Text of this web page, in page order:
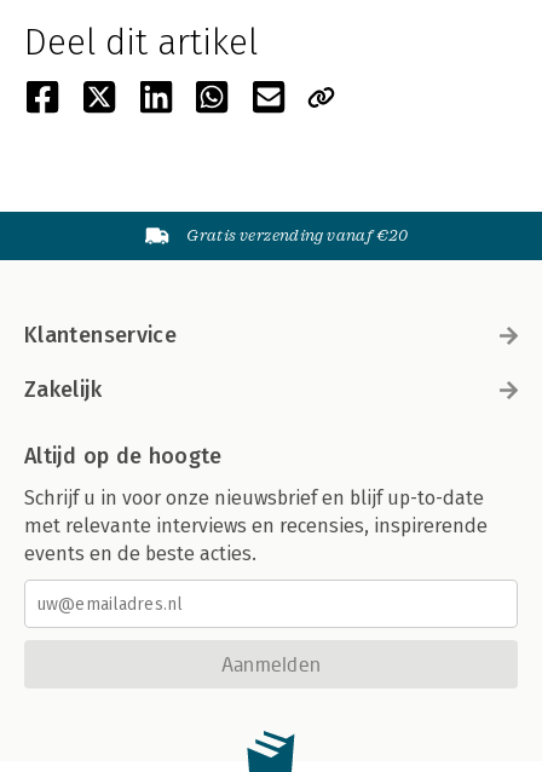
Deel dit artikel
Gratis verzending vanaf €20
Klantenservice
Zakelijk
Altijd op de hoogte
Schrijf u in voor onze nieuwsbrief en blijf up-to-date
met relevante interviews en recensies, inspirerende
events en de beste acties.
Aanmelden